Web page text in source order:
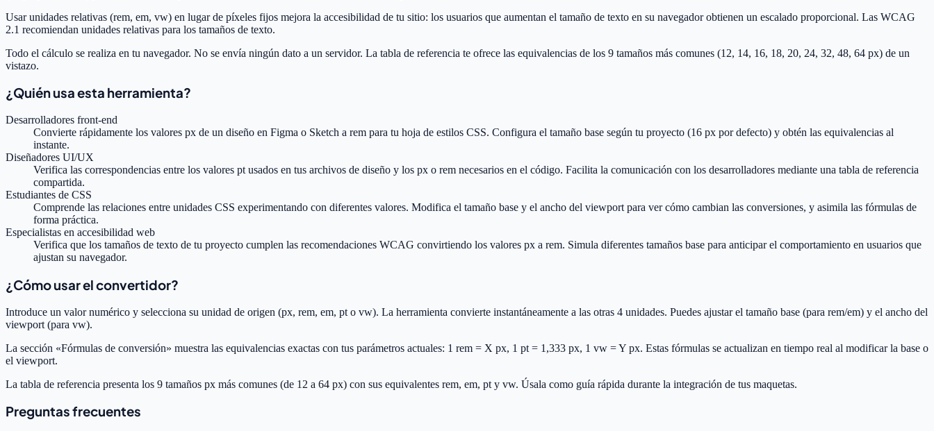
Usar unidades relativas (rem, em, vw) en lugar de píxeles fijos mejora la accesibilidad de tu sitio: los usuarios que aumentan el tamaño de texto en su navegador obtienen un escalado proporcional. Las WCAG
2.1 recomiendan unidades relativas para los tamaños de texto.
Todo el cálculo se realiza en tu navegador. No se envía ningún dato a un servidor. La tabla de referencia te ofrece las equivalencias de los 9 tamaños más comunes (12, 14, 16, 18, 20, 24, 32, 48, 64 px) de un
vistazo.
¿Quién usa esta herramienta?
Desarrolladores front-end
Convierte rápidamente los valores px de un diseño en Figma o Sketch a rem para tu hoja de estilos CSS. Configura el tamaño base según tu proyecto (16 px por defecto) y obtén las equivalencias al
instante.
Diseñadores UI/UX
Verifica las correspondencias entre los valores pt usados en tus archivos de diseño y los px o rem necesarios en el código. Facilita la comunicación con los desarrolladores mediante una tabla de referencia
compartida.
Estudiantes de CSS
Comprende las relaciones entre unidades CSS experimentando con diferentes valores. Modifica el tamaño base y el ancho del viewport para ver cómo cambian las conversiones, y asimila las fórmulas de
forma práctica.
Especialistas en accesibilidad web
Verifica que los tamaños de texto de tu proyecto cumplen las recomendaciones WCAG convirtiendo los valores px a rem. Simula diferentes tamaños base para anticipar el comportamiento en usuarios que
ajustan su navegador.
¿Cómo usar el convertidor?
Introduce un valor numérico y selecciona su unidad de origen (px, rem, em, pt o vw). La herramienta convierte instantáneamente a las otras 4 unidades. Puedes ajustar el tamaño base (para rem/em) y el ancho del
viewport (para vw).
La sección «Fórmulas de conversión» muestra las equivalencias exactas con tus parámetros actuales: 1 rem = X px, 1 pt = 1,333 px, 1 vw = Y px. Estas fórmulas se actualizan en tiempo real al modificar la base o
el viewport.
La tabla de referencia presenta los 9 tamaños px más comunes (de 12 a 64 px) con sus equivalentes rem, em, pt y vw. Úsala como guía rápida durante la integración de tus maquetas.
Preguntas frecuentes